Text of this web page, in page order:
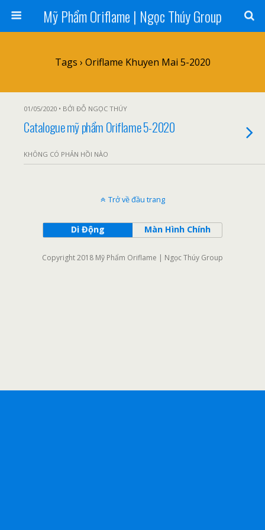
Mỹ Phẩm Oriflame | Ngọc Thúy Group
Tags › Oriflame Khuyen Mai 5-2020
01/05/2020 • BỞI ĐỖ NGỌC THÚY
Catalogue mỹ phẩm Oriflame 5-2020
KHÔNG CÓ PHẢN HỒI NÀO
Trở về đầu trang
Di Động Màn Hình Chính
Copyright 2018 Mỹ Phẩm Oriflame | Ngọc Thúy Group